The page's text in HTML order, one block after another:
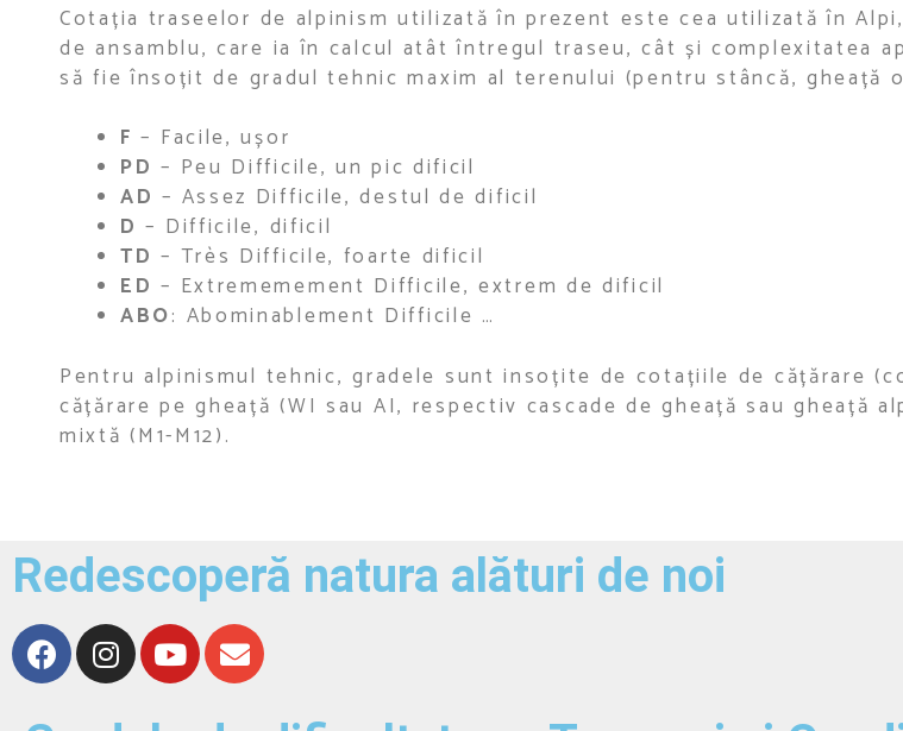
Cotația traseelor de alpinism utilizată în prezent este cea utilizată în
de ansamblu, care ia în calcul atât întregul traseu, cât și complexitatea
să fie însoțit de gradul tehnic maxim al terenului (pentru stâncă, gheață
F – Facile, ușor
PD – Peu Difficile, un pic dificil
AD – Assez Difficile, destul de dificil
D – Difficile, dificil
TD – Très Difficile, foarte dificil
ED – Extrememement Difficile, extrem de dificil
ABO: Abominablement Difficile …
Pentru alpinismul tehnic, gradele sunt insoțite de cotațiile de cățărare
cățărare pe gheață (WI sau AI, respectiv cascade de gheață sau gheață
mixtă (M1-M12).
Redescoperă natura alături de noi